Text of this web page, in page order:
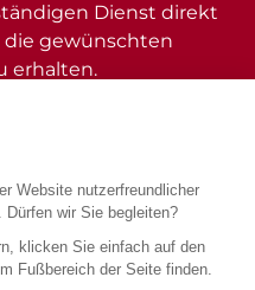
Dienst direkt
gewünschten
erhalten.
Rechte vorbehalten